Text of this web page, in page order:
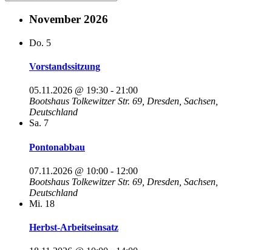
November 2026
Do. 5
Vorstandssitzung
05.11.2026 @ 19:30 - 21:00
Bootshaus Tolkewitzer Str. 69, Dresden, Sachsen,
Deutschland
Sa. 7
Pontonabbau
07.11.2026 @ 10:00 - 12:00
Bootshaus Tolkewitzer Str. 69, Dresden, Sachsen,
Deutschland
Mi. 18
Herbst-Arbeitseinsatz